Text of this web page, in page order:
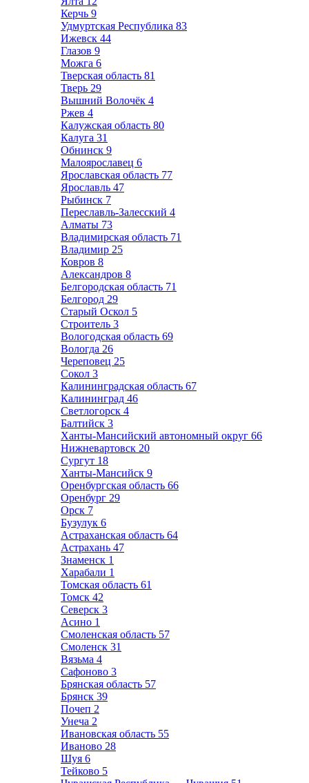
Керчь 9
Удмуртская Республика 83
Ижевск 44
Глазов 9
Можга 6
Тверская область 81
Тверь 29
Вышний Волочёк 4
Ржев 4
Калужская область 80
Калуга 31
Обнинск 9
Малоярославец 6
Ярославская область 77
Ярославль 47
Рыбинск 7
Переславль-Залесский 4
Алматы 73
Владимирская область 71
Владимир 25
Ковров 8
Александров 8
Белгородская область 71
Белгород 29
Старый Оскол 5
Строитель 3
Вологодская область 69
Вологда 26
Череповец 25
Сокол 3
Калининградская область 67
Калининград 46
Светлогорск 4
Балтийск 3
Ханты-Мансийский автономный округ 66
Нижневартовск 20
Сургут 18
Ханты-Мансийск 9
Оренбургская область 66
Оренбург 29
Орск 7
Бузулук 6
Астраханская область 64
Астрахань 47
Знаменск 1
Харабали 1
Томская область 61
Томск 42
Северск 3
Асино 1
Смоленская область 57
Смоленск 31
Вязьма 4
Сафоново 3
Брянская область 57
Брянск 39
Почеп 2
Унеча 2
Ивановская область 55
Иваново 28
Шуя 6
Тейково 5